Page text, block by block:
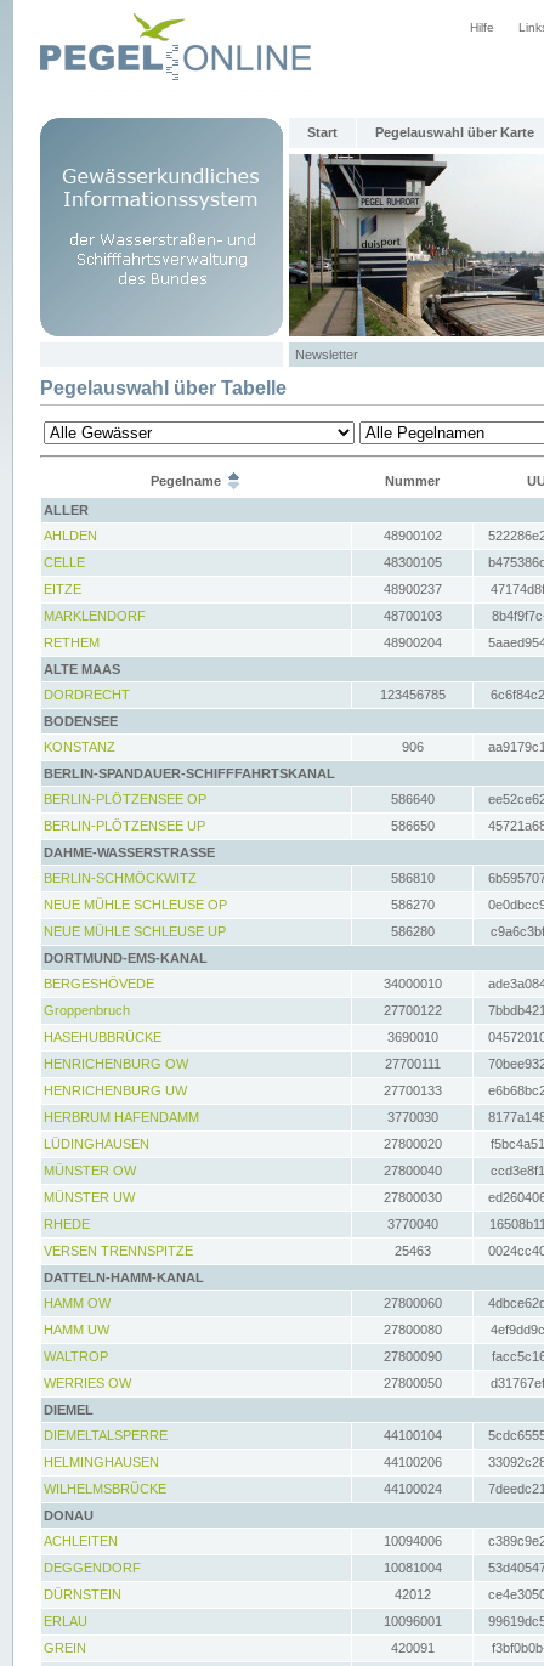
Hilfe
Start Pegelauswahl über Karte
Newsletter
Pegelauswahl über Tabelle
Pegelname Nummer
ALLER
AHLDEN
48900102
CELLE
48300105
EITZE
48900237
MARKLENDORF
48700103
RETHEM
48900204
ALTE MAAS
DORDRECHT
123456785
BODENSEE
KONSTANZ
906
BERLIN-SPANDAUER-SCHIFFFAHRTSKANAL
BERLIN-PLÖTZENSEE OP
586640
BERLIN-PLÖTZENSEE UP
586650
DAHME-WASSERSTRASSE
BERLIN-SCHMÖCKWITZ
586810
NEUE MÜHLE SCHLEUSE OP
586270
NEUE MÜHLE SCHLEUSE UP
586280
DORTMUND-EMS-KANAL
BERGESHÖVEDE
34000010
Groppenbruch
27700122
HASEHUBBRÜCKE
3690010
HENRICHENBURG OW
27700111
HENRICHENBURG UW
27700133
HERBRUM HAFENDAMM
3770030
LÜDINGHAUSEN
27800020
MÜNSTER OW
27800040
MÜNSTER UW
27800030
RHEDE
3770040
VERSEN TRENNSPITZE
25463
DATTELN-HAMM-KANAL
HAMM OW
27800060
HAMM UW
27800080
WALTROP
27800090
WERRIES OW
27800050
DIEMEL
DIEMELTALSPERRE
44100104
HELMINGHAUSEN
44100206
WILHELMSBRÜCKE
44100024
DONAU
ACHLEITEN
10094006
DEGGENDORF
10081004
DÜRNSTEIN
42012
ERLAU
10096001
GREIN
420091